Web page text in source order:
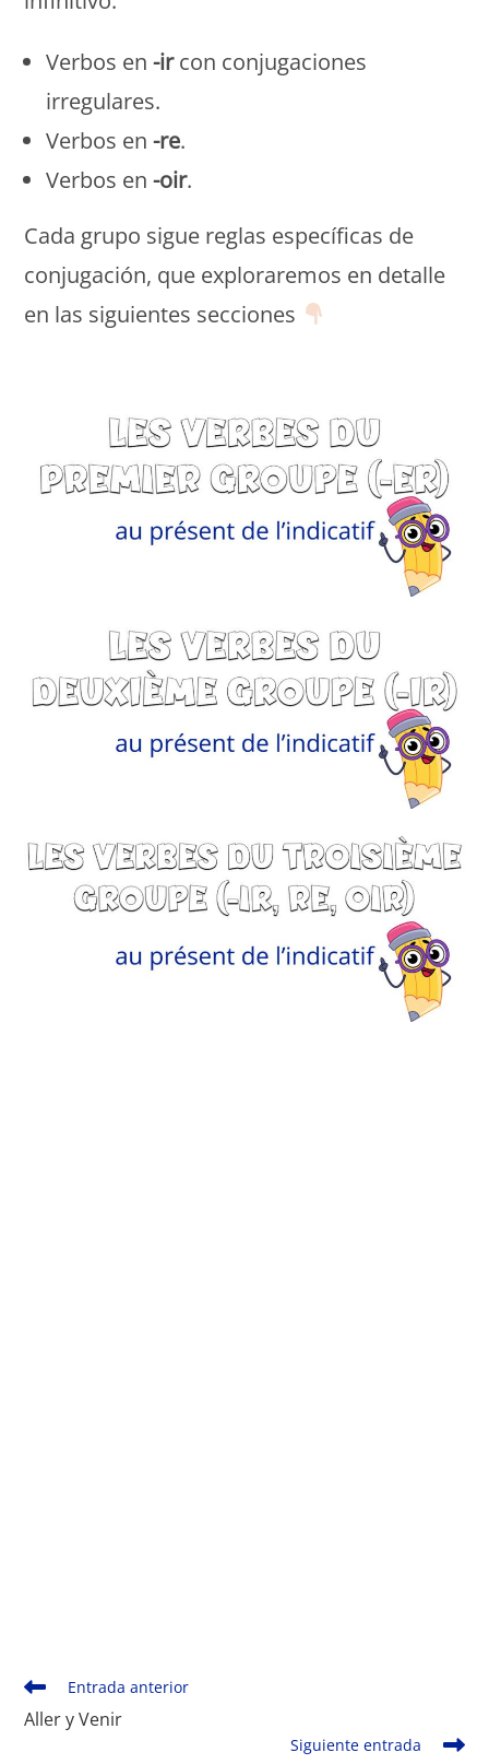
Verbos en-ircon conjugaciones
irregulares.
Verbos en-re.
Verbos en-oir.
Cada grupo sigue reglas específicas de
conjugación, que exploraremos en detalle
en las siguientes secciones
Leer
más
artículos
Entrada anterior
Aller y Venir
Siguiente entrada